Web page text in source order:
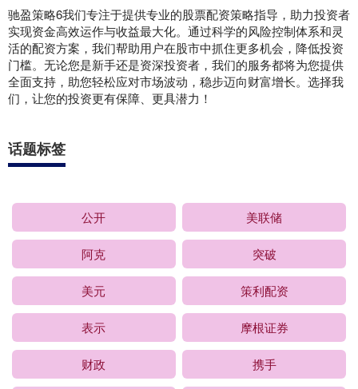
驰盈策略6我们专注于提供专业的股票配资策略指导，助力投资者
实现资金高效运作与收益最大化。通过科学的风险控制体系和灵
活的配资方案，我们帮助用户在股市中抓住更多机会，降低投资
门槛。无论您是新手还是资深投资者，我们的服务都将为您提供
全面支持，助您轻松应对市场波动，稳步迈向财富增长。选择我
们，让您的投资更有保障、更具潜力！
话题标签
公开 美联储
阿克 突破
美元 策利配资
表示 摩根证券
财政 携手